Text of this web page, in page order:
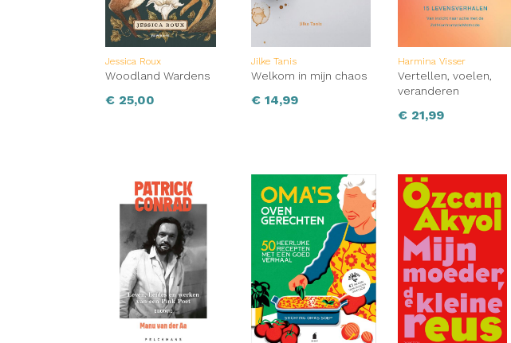
Jessica Roux
Woodland Wardens
€ 25,00
Jilke Tanis
Welkom in mijn chaos
€ 14,99
Harmina Visser
Vertellen, voelen,
veranderen
€21,99